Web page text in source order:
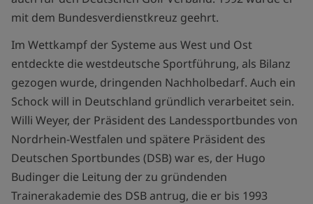
mit dem Bundesverdienstkreuz geehrt.
Im Wettkampf der Systeme aus West und Ost
entdeckte die westdeutsche Sportführung, als Bilanz
gezogen wurde, dringenden Nachholbedarf. Auch ein
Schock will in Deutschland gründlich verarbeitet sein.
Willi Weyer, der Präsident des Landessportbundes von
Nordrhein-Westfalen und spätere Präsident des
Deutschen Sportbundes (DSB) war es, der Hugo
Budinger die Leitung der zu gründenden
Trainerakademie des DSB antrug, die er bis 1993